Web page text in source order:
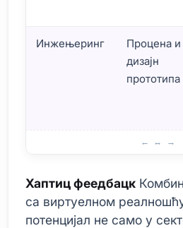
Инжењеринг
Процена и
дизајн
прототипа
Хаптиц феедбацк
са виртуелном
потенцијал не само у